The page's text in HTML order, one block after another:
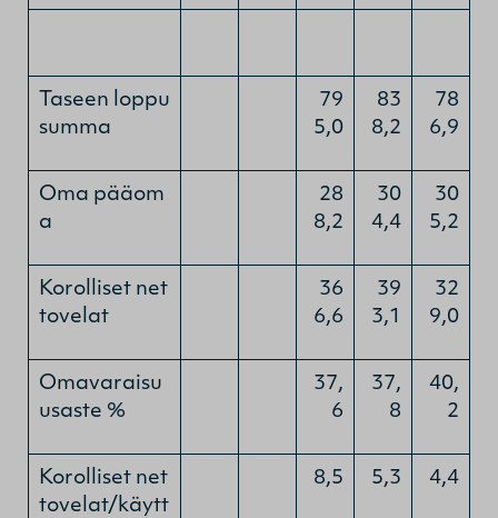
Taseen loppu
summa
79
5,0
83
8,2
78
6,9
Oma pääom
a
28
8,2
30
4,4
30
5,2
Korolliset net
tovelat
36
6,6
39
3,1
32
9,0
Omavaraisu
usaste %
37,
6
37,
8
40,
2
Korolliset net
tovelat/käytt
8,5 5,3 4,4